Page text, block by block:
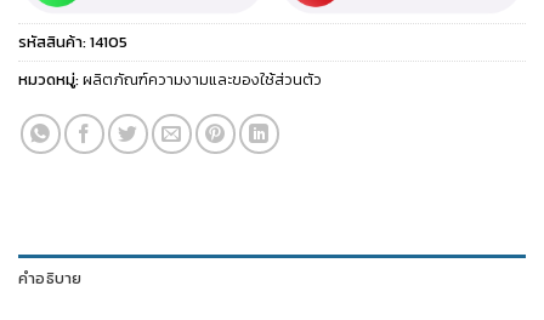
รหัสสินค้า:14105
หมวดหมู่:ผลิตภัณฑ์ความงามและของใช้ส่วนตัว
คำอธิบาย